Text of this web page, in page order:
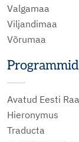
Valgamaa
Viljandimaa
Võrumaa
Programmid
Avatud Eesti
Hieronymus
Traducta